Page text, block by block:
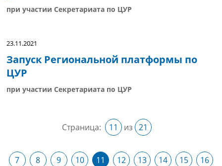
при участии Секретариата по ЦУР
23.11.2021
Запуск Региональной платформы по
ЦУР
при участии Секретариата по ЦУР
Страница: 11 из 21
7 8 9 10 11 12 13 14 15 16